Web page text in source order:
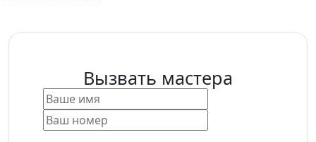
Вызвать мастера